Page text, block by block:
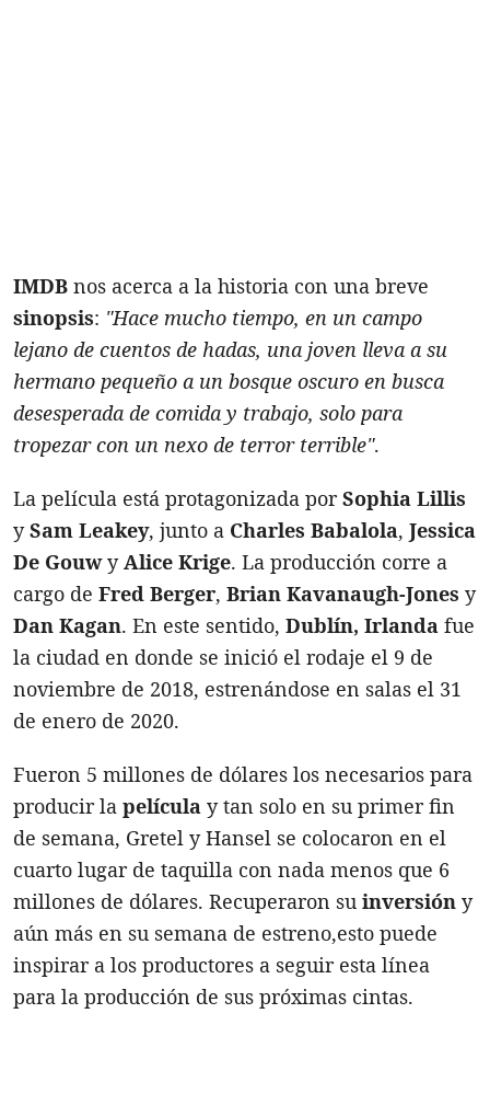
IMDB nos acerca a la historia con una breve
sinopsis: "Hace mucho tiempo, en un campo
lejano de cuentos de hadas, una joven lleva a su
hermano pequeño a un bosque oscuro en busca
desesperada de comida y trabajo, solo para
tropezar con un nexo de terror terrible".
La película está protagonizada porSophia Lillis
ySam Leakey, junto a Charles Babalola, Jessica
De GouwyAlice Krige. La producción corre a
cargo de Fred Berger, Brian Kavanaugh-Jones y
Dan Kagan. En este sentido, Dublín, Irlanda fue
la ciudad en donde se inició el rodaje el 9 de
noviembre de 2018, estrenándose en salas el 31
de enero de 2020.
Fueron 5 millones de dólares los necesarios para
producir la película y tan solo en su primer fin
de semana, Gretel y Hansel se colocaron en el
cuarto lugar de taquilla con nada menos que 6
millones de dólares. Recuperaron su inversión y
aún más en su semana de estreno,esto puede
inspirar a los productores a seguir esta línea
para la producción de sus próximas cintas.